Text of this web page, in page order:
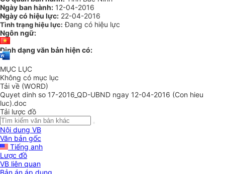
Ngày ban hành: 12-04-2016
Ngày có hiệu lực: 22-04-2016
Tình trạng hiệu lực: Đang có hiệu lực
Ngôn ngữ:
Định dạng văn bản hiện có:
MỤC LỤC
Không có mục lục
Tải về (WORD)
Quyet dinh so 17-2016_QD-UBND ngay 12-04-2016 (Con hieu
luc).doc
Tải lược đồ
Nội dung VB
Văn bản gốc
Tiếng anh
Lược đồ
VB liên quan
Bản án áp dụng